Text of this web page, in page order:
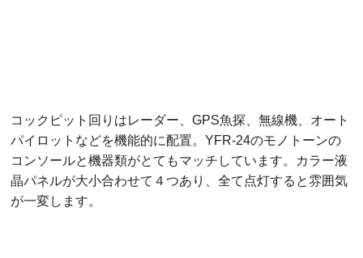
コックピット回りはレーダー、GPS魚探、無線機、オート
パイロットなどを機能的に配置。YFR-24のモノトーンの
コンソールと機器類がとてもマッチしています。カラー液
晶パネルが大小合わせて４つあり、全て点灯すると雰囲気
が一変します。